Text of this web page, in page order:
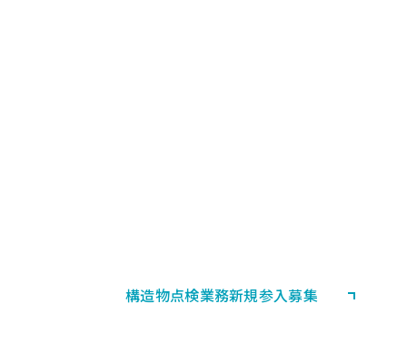
構造物点検業務新規参入募集